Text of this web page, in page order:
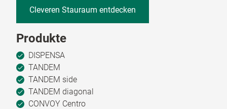
Cleveren Stauraum entdecken
Produkte
DISPENSA
TANDEM
TANDEM side
TANDEM diagonal
CONVOY Centro